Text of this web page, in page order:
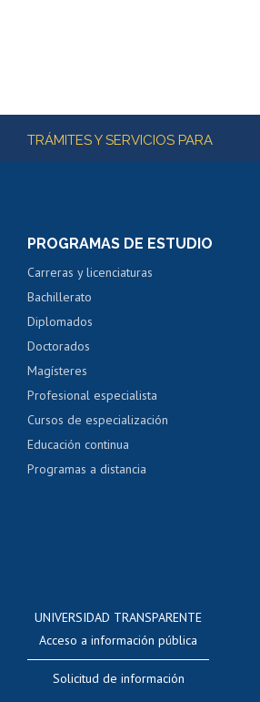
Más información
TRÁMITES Y SERVICIOS PARA
PROGRAMAS DE ESTUDIO
Carreras y licenciaturas
Bachillerato
Diplomados
Doctorados
Magísteres
Profesional especialista
Cursos de especialización
Educación continua
Programas a distancia
UNIVERSIDAD TRANSPARENTE
Acceso a información pública
Solicitud de información